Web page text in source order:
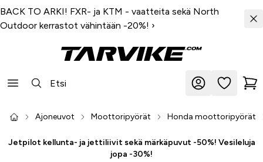
BACK TO ARKI! FXR- ja KTM - vaatteita sekä North
Outdoor kerrastot vähintään -20%! ›
Ajoneuvot Moottoripyörät Honda moottoripyörät
Jetpilot kellunta- ja jettiliivit sekä märkäpuvut -50%! Vesileluja
jopa -30%!